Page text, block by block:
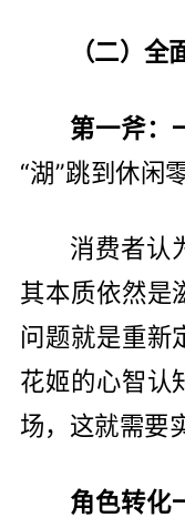
（二）
第一斧：
“湖”跳到休闲
消费者认
其本质依然是
问题就是重新
花姬的心智认
场，这就需要
角色转化